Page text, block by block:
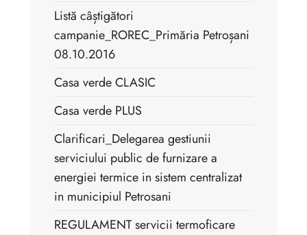
Listă câștigători
campanie_ROREC_Primăria Petroșani
08.10.2016
Casa verde CLASIC
Casa verde PLUS
Clarificari_Delegarea gestiunii
serviciului public de furnizare a
energiei termice in sistem centralizat
in municipiul Petrosani
REGULAMENT servicii termoficare